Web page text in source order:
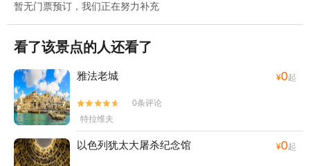
暂无门票预订，我们正在努力补充
看了该景点的人还看了
雅法老城 ¥0起


0条评论
特拉维夫
以色列犹太大屠杀纪念馆 ¥0起